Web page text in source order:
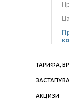
ТАРИФА,
АКЦИЗИ